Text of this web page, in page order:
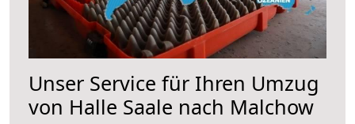
Unser Service für Ihren Umzug
von Halle Saale nach Malchow